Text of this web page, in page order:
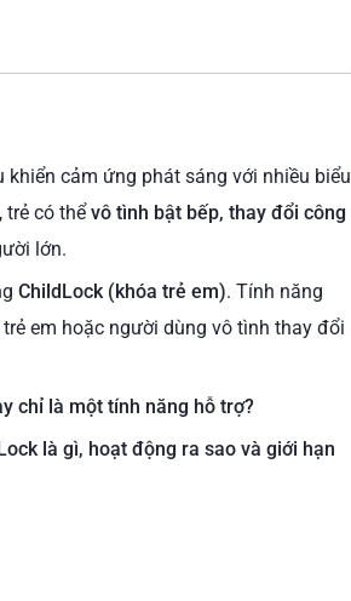
cảm ứng phát sáng với nhiều biểu
trẻ có thểvô tình bật bếp, thay đổi công
lớn.
ChildLock (khóa trẻ em). Tính năng
trẻ em hoặc người dùng vô tình thay đổi
chỉ là một tính năng hỗ trợ?
là gì, hoạt động ra sao và giới hạn